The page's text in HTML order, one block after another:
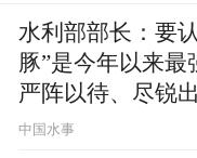
水利部部长：要
豚”是今年以来最
严阵以待、尽锐
中国水事